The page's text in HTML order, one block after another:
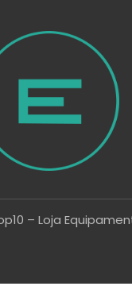
– Loja